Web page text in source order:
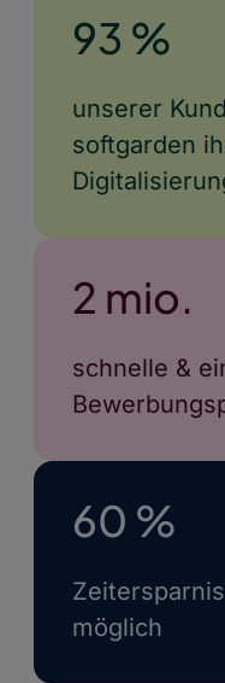
93 %
unserer
softgarden
2 mio.
schnelle &
60 %
möglich